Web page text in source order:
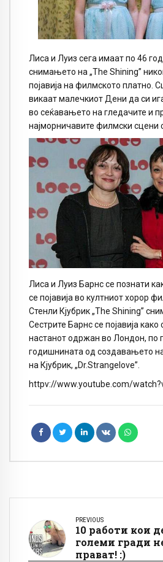
Лиса и Луиз сега имаат по 46
снимањето на „The Shining”
појавија на филмското платно.
викаат малечкиот Дени да си
во сеќавањето на гледачите и
најморничавите филмски сцени
Лиса и Луиз Барнс се познати
се појавија во култниот хорор
Стенли Кјубрик „The Shining”
Сестрите Барнс се појавија како
настанот одржан во Лондон, по
годишнината од создавањето
на Кјубрик, „Dr.Strangelove”.
httpv://www.youtube.com/
PREVIOUS
10 работи кои
големи гради
прават! :)